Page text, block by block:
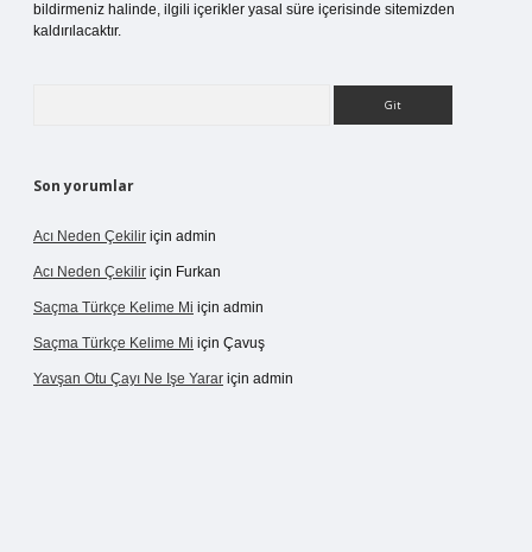
bildirmeniz halinde, ilgili içerikler yasal süre içerisinde sitemizden
kaldırılacaktır.
Son yorumlar
Acı Neden Çekilir için admin
Acı Neden Çekilir için Furkan
Saçma Türkçe Kelime Mi için admin
Saçma Türkçe Kelime Mi için Çavuş
Yavşan Otu Çayı Ne Işe Yarar için admin